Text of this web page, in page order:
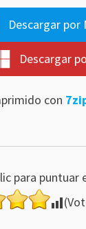
Descargar por
Descargar
con
para puntuar